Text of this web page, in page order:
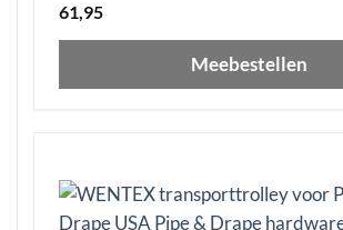
61,95
Meebestellen